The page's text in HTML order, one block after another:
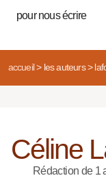
pour nous écrire
accueil> les auteurs>
Céline
Rédaction de 1